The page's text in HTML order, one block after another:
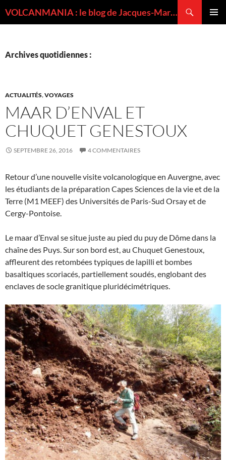
VOLCANMANIA : le blog de Jacques-Marie BARDINTZEFF, volcanologue
Archives quotidiennes :
ACTUALITÉS,VOYAGES
MAAR D’ENVAL ET
CHUQUET GENESTOUX
SEPTEMBRE 26, 2016 4 COMMENTAIRES
Retour d’une nouvelle visite volcanologique en Auvergne, avec
les étudiants de la préparation Capes Sciences de la vie et de la
Terre (M1 MEEF) des Universités de Paris-Sud Orsay et de
Cergy-Pontoise.
Le maar d’Enval se situe juste au pied du puy de Dôme dans la
chaîne des Puys. Sur son bord est, au Chuquet Genestoux,
affleurent des retombées typiques de lapilli et bombes
basaltiques scoriacés, partiellement soudés, englobant des
enclaves de socle granitique pluridécimétriques.